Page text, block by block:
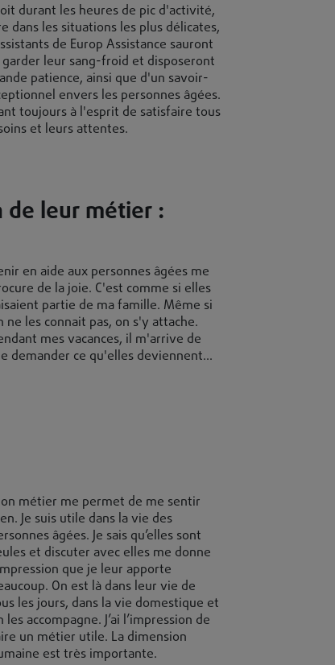
durant les heures de pic d'activité,
dans les situations les plus délicates,
de Europ Assistance sauront
leur sang-froid et disposeront
patience, ainsi que d'un savoir-
envers les personnes âgées.
toujours à l'esprit de satisfaire tous
et leurs attentes.
de leur métier :
en aide aux personnes âgées me
de la joie. C'est comme si elles
partie de ma famille. Même si
ne les connait pas, on s'y attache.
mes vacances, il m'arrive de
demander ce qu'elles deviennent...
métier me permet de me sentir
Je suis utile dans la vie des
âgées. Je sais qu’elles sont
et discuter avec elles me donne
que je leur apporte
On est là dans leur vie de
les jours, dans la vie domestique et
les accompagne. J’ai l’impression de
un métier utile. La dimension
est très importante.